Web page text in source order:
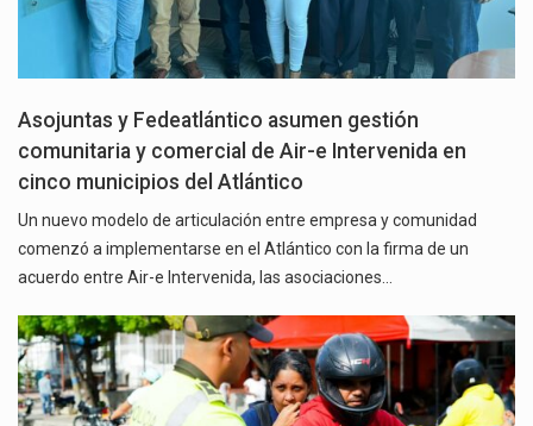
Asojuntas y Fedeatlántico asumen gestión
comunitaria y comercial de Air-e Intervenida en
cinco municipios del Atlántico
Un nuevo modelo de articulación entre empresa y comunidad
comenzó a implementarse en el Atlántico con la firma de un
acuerdo entre Air-e Intervenida, las asociaciones…